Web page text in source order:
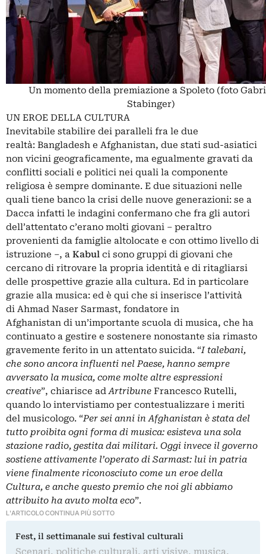
Un momento della premiazione a Spoleto (foto
Stabinger)
UN EROE DELLA CULTURA
Inevitabile stabilire dei paralleli fra le due
realtà: Bangladesh e Afghanistan, due stati sud-asiatici
non vicini geograficamente, ma egualmente gravati da
conflitti sociali e politici nei quali la componente
religiosa è sempre dominante. E due situazioni nelle
quali tiene banco la crisi delle nuove generazioni: se a
Dacca infatti le indagini confermano che fra gli autori
dell’attentato c’erano molti giovani – peraltro
provenienti da famiglie altolocate e con ottimo livello di
istruzione –, a Kabul ci sono gruppi di giovani che
cercano di ritrovare la propria identità e di ritagliarsi
delle prospettive grazie alla cultura. Ed in particolare
grazie alla musica: ed è qui che si inserisce l’attività
di Ahmad Naser Sarmast, fondatore in
Afghanistan di un’importante scuola di musica, che ha
continuato a gestire e sostenere nonostante sia rimasto
gravemente ferito in un attentato suicida. “I talebani,
che sono ancora influenti nel Paese, hanno sempre
avversato la musica, come molte altre espressioni
creative”, chiarisce adArtribune Francesco Rutelli,
quando lo intervistiamo per contestualizzare i meriti
del musicologo. “Per sei anni in Afghanistan è stata del
tutto proibita ogni forma di musica: esisteva una sola
stazione radio, gestita dai militari. Oggi invece il governo
sostiene attivamente l’operato di Sarmast: lui in patria
viene finalmente riconosciuto come un eroe della
Cultura, e anche questo premio che noi gli abbiamo
attribuito ha avuto molta eco”.
L'ARTICOLO CONTINUA PIÙ SOTTO
Fest, il settimanale sui festival culturali
Scenari, politiche culturali, arti visive, musica,